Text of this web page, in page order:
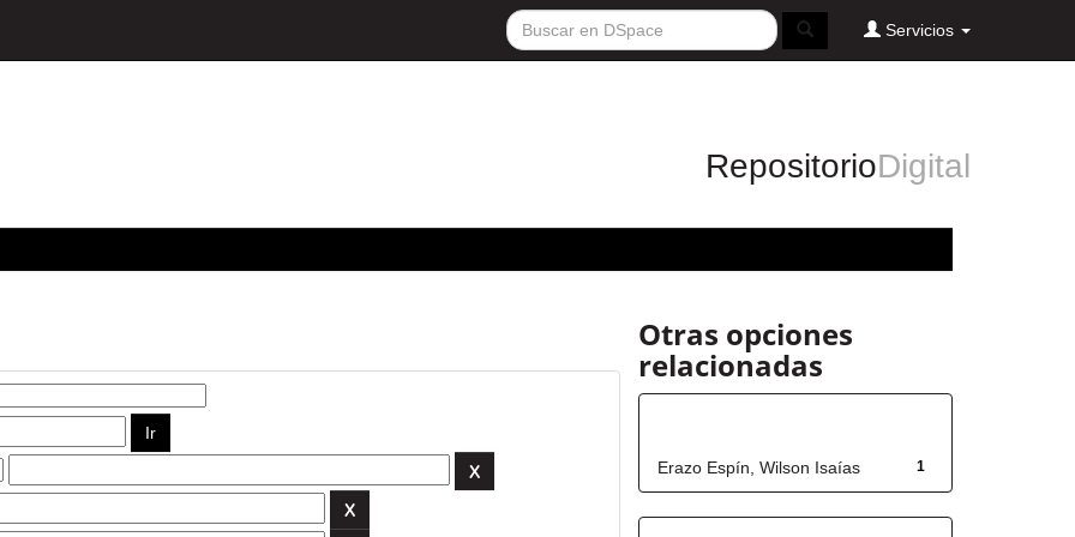
Servicios
RepositorioDigital
Otras opciones
relacionadas
1
Erazo Espín, Wilson Isaías